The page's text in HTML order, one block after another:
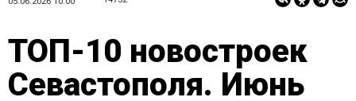
ТОП-10 новостроек
Севастополя. Июнь